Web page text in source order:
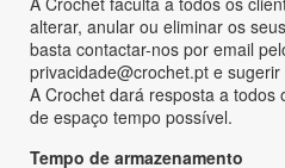
alterar, anular ou eliminar os
basta contactar-nos por email
privacidade@crochet.pt e
A Crochet dará resposta a todos
de espaço tempo possível.
Tempo de armazenamento